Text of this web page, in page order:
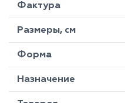
Фактура
Размеры, см
Форма
Назначение